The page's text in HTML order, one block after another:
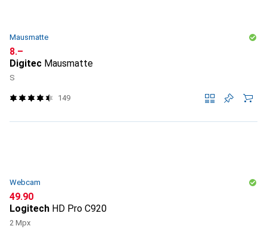
Mausmatte
CHF
8.–
Digitec Mausmatte
S
149
Webcam
CHF
49.90
Logitech HD Pro C920
2 Mpx